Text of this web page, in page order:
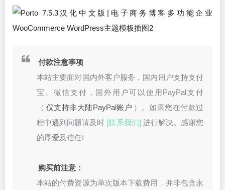
付款注意事项
本站主要面对国内外客户服务，国内用户支持支付
宝、微信支付，国外用户可以使用PayPal支付
（ 仅支持非大陆PayPal账户 ）。如果您在付款过
程中遇到问题请及时 [联系我们] 进行解决。感谢您
的厚爱及信任!
购买前注意：
本站的付费资源为单次版本下载费用，并非包含永